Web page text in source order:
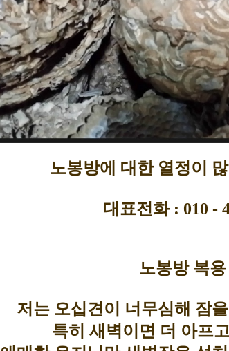
노봉방에 대한 열정이
대표전화 : 010 -
노봉방 복용
저는 오십견이 너무심해 잠
특히 새벽이면 더 아프